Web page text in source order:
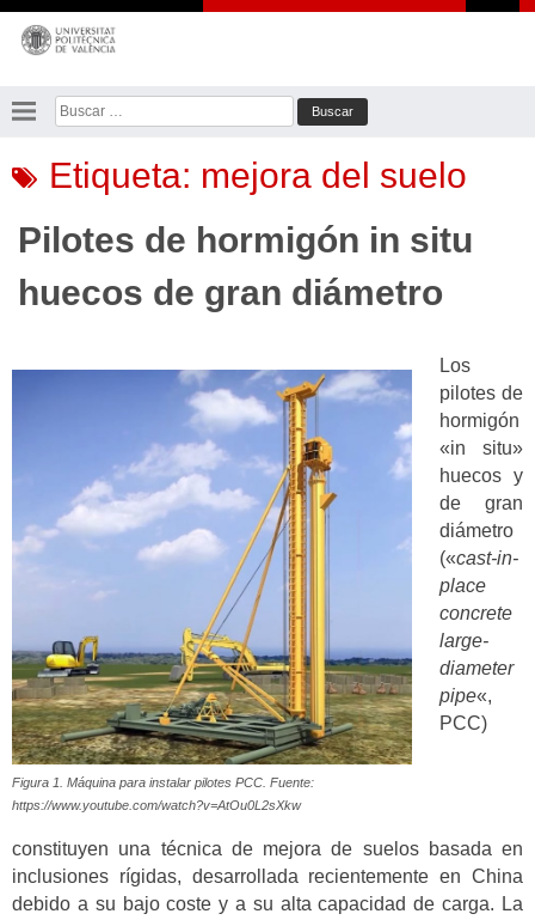
Saltar
contenido
Buscar:
Etiqueta: mejora del suelo
Pilotes de hormigón in situ
huecos de gran diámetro
Figura 1. Máquina para instalar pilotes PCC. Fuente:
https://www.youtube.com/watch?v=AtOu0L2sXkw
Los
pilotes de
hormigón
«in situ»
huecos y
de gran
diámetro
(«cast-in-
place
concrete
large-
diameter
pipe«,
PCC)
constituyen una técnica de mejora de suelos basada en
inclusiones rígidas, desarrollada recientemente en China
debido a su bajo coste y a su alta capacidad de carga. La